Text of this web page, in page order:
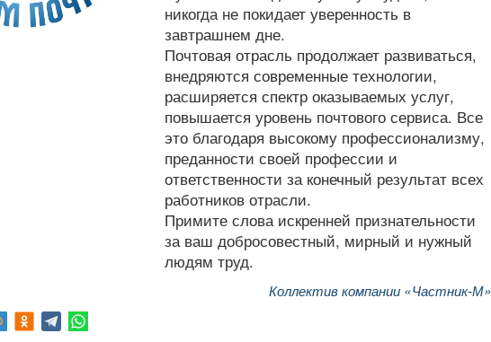
никогда не покидает уверенность в
завтрашнем дне.
Почтовая отрасль продолжает развиваться,
внедряются современные технологии,
расширяется спектр оказываемых услуг,
повышается уровень почтового сервиса. Все
это благодаря высокому профессионализму,
преданности своей профессии и
ответственности за конечный результат всех
работников отрасли.
Примите слова искренней признательности
за ваш добросовестный, мирный и нужный
людям труд.
Коллектив компании «Частник-М»